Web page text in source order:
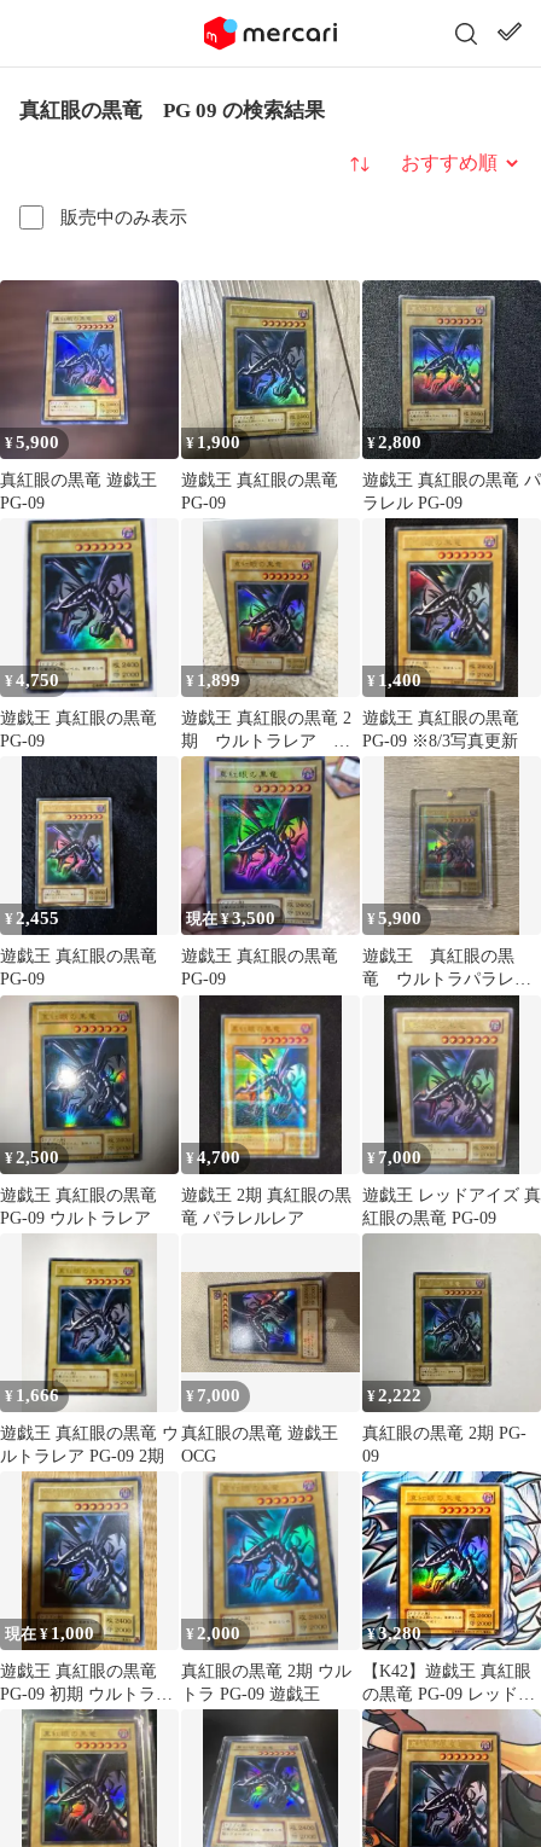
真紅眼の黒竜 PG 09 の検索結果
販売中のみ表示
並び替え
¥5,900
真紅眼の黒竜 遊戯王
PG-09
¥1,900
遊戯王 真紅眼の黒竜
PG-09
¥2,800
遊戯王 真紅眼の黒竜 パ
ラレル PG-09
¥4,750
遊戯王 真紅眼の黒竜
PG-09
¥ 1,899
遊戯王 真紅眼の黒竜 2
期 ウルトラレア
PG-09
¥ 1,400
遊戯王 真紅眼の黒竜
PG-09 ※8/3写真更新
¥2,455
遊戯王 真紅眼の黒竜
PG-09
現在 ¥3,500
遊戯王 真紅眼の黒竜
PG-09
¥5,900
遊戯王 真紅眼の黒
竜 ウルトラパラレル
レア PG-09 レッドア
イズ 2期
¥2,500
遊戯王 真紅眼の黒竜
PG-09 ウルトラレア
¥4,700
遊戯王 2期 真紅眼の黒
竜 パラレルレア
¥ 7,000
遊戯王 レッドアイズ 真
紅眼の黒竜 PG-09
¥ 1,666
遊戯王 真紅眼の黒竜 ウ
ルトラレア PG-09 2期
¥ 7,000
真紅眼の黒竜 遊戯王
OCG
¥2,222
真紅眼の黒竜 2期 PG-
09
現在 ¥ 1,000
遊戯王 真紅眼の黒竜
PG-09 初期 ウルトラレ
¥ 2,000
真紅眼の黒竜 2期 ウル
トラ PG-09 遊戯王
¥3,280
【K42】遊戯王 真紅眼
の黒竜 PG-09 レッドア
イズ 2期 ウルトラ